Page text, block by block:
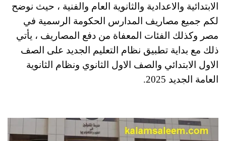
الابتدائية والاعدادية والثانوية العام والفنية ، حيث نوضح
لكم جميع مصاريف المدارس الحكومة الرسمية في
مصر وكذلك الفئات المعفاة من دفع المصاريف ، يأتي
ذلك مع بداية تطبيق نظام التعليم الجديد على الصف
الاول الابتدائي والصف الاول الثانوي ونظام الثانوية
العامة الجديد 2025.